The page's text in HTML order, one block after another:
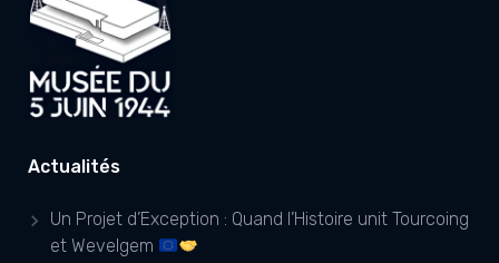
Actualités
Un Projet d’Exception : Quand l’Histoire unit Tourcoing
et Wevelgem